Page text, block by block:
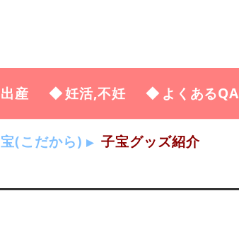
産 妊活,不妊 よくあるQA
(こだから) 子宝グッズ紹介